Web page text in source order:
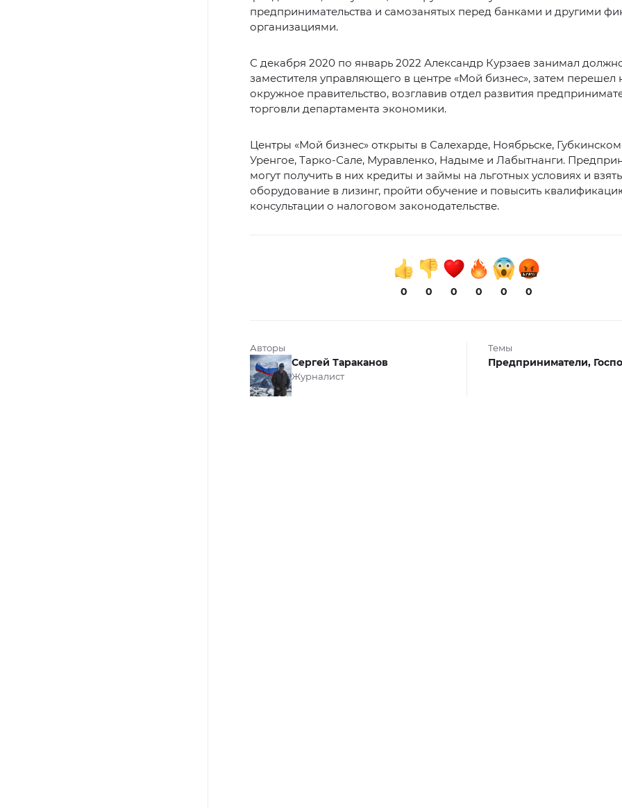
предпринимательства и самозанятых перед банками и другими
организациями.
С декабря 2020 по январь 2022 Александр Курзаев занимал
заместителя управляющего в центре «Мой бизнес», затем перешел
окружное правительство, возглавив отдел развития
торговли департамента экономики.
Центры «Мой бизнес» открыты в Салехарде, Ноябрьске,
Уренгое, Тарко-Сале, Муравленко, Надыме и Лабытнанги.
могут получить в них кредиты и займы на льготных условиях и взять
оборудование в лизинг, пройти обучение и повысить
консультации о налоговом законодательстве.
0 0 0 0 0 0
Авторы
Сергей Тараканов
Журналист
Темы
Предприниматели,